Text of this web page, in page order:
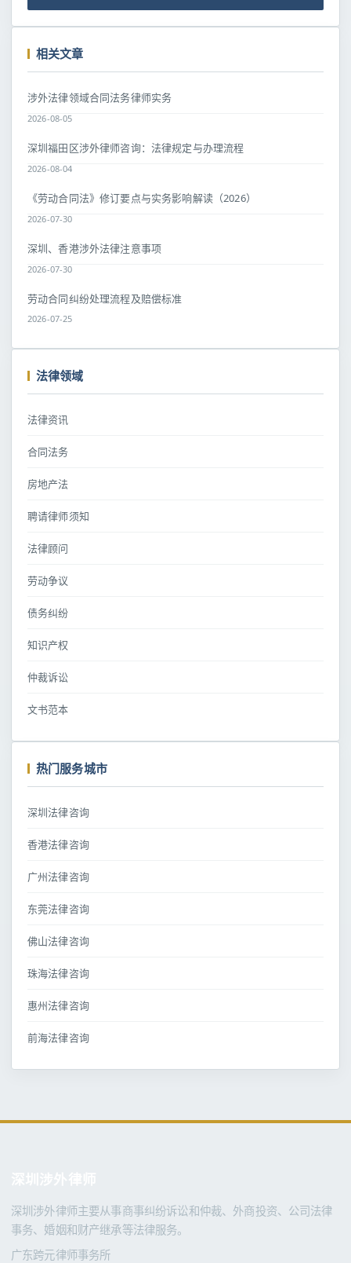
相关文章
涉外法律领域合同法务律师实务
2026-08-05
深圳福田区涉外律师咨询：法律规定与办理流程
2026-08-04
《劳动合同法》修订要点与实务影响解读（2026）
2026-07-30
深圳、香港涉外法律注意事项
2026-07-30
劳动合同纠纷处理流程及赔偿标准
2026-07-25
法律领域
法律资讯
合同法务
房地产法
聘请律师须知
法律顾问
劳动争议
债务纠纷
知识产权
仲裁诉讼
文书范本
热门服务城市
深圳法律咨询
香港法律咨询
广州法律咨询
东莞法律咨询
佛山法律咨询
珠海法律咨询
惠州法律咨询
前海法律咨询
深圳涉外律师主要从事商事纠纷诉讼和仲裁、外商投资、公司法律
事务、婚姻和财产继承等法律服务。
广东跨元律师事务所